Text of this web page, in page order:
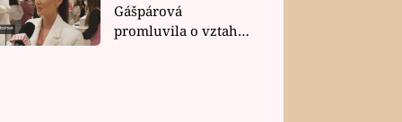
Gášpárová
promluvila o vztahu